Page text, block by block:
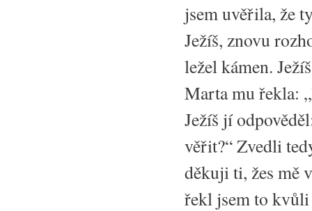
jsem uvěřila, že
Ježíš, znovu
ležel kámen.
Marta mu řekla:
Ježíš jí
věřit?“ Zvedli
děkuji ti, žes mě
řekl jsem to